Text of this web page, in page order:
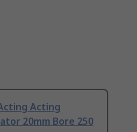
Acting
20mm Bore 250